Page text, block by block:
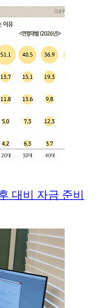
대비 자금 준비